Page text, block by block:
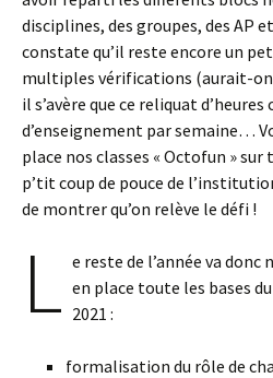
disciplines, des groupes, des AP
constate qu’il reste encore un
multiples vérifications (aurait-on
il s’avère que ce reliquat
d’enseignement par semaine…
place nos classes « Octofun » sur
p’tit coup de pouce de
de montrer qu’on relève le défi !
L e reste de l’année va
en place toute les bases
2021 :
formalisation du rôle de